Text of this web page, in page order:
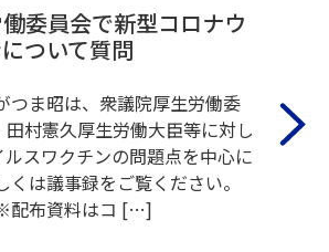
委員会で新型コロナウ
ついて質問
つま昭は、衆議院厚生労働委
村憲久厚生労働大臣等に対し
スワクチンの問題点を中心に
は議事録をご覧ください。
配布資料はコ […]